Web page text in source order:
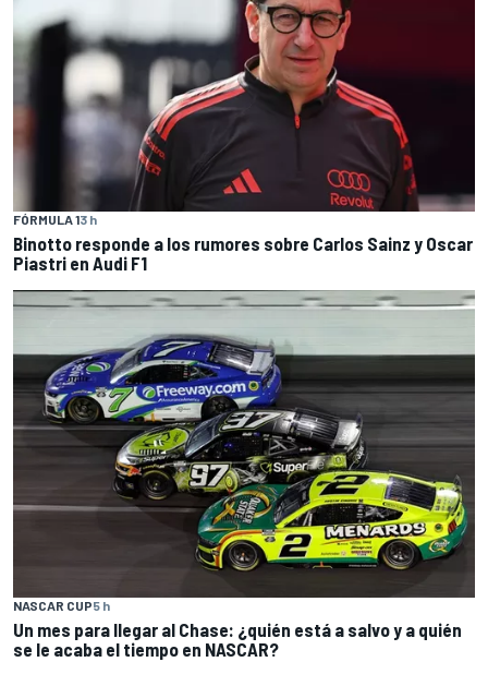
FÓRMULA 13 h
Binotto responde a los rumores sobre Carlos Sainz y Oscar
Piastri en Audi F1
NASCAR CUP5 h
Un mes para llegar al Chase: ¿quién está a salvo y a quién
se le acaba el tiempo en NASCAR?